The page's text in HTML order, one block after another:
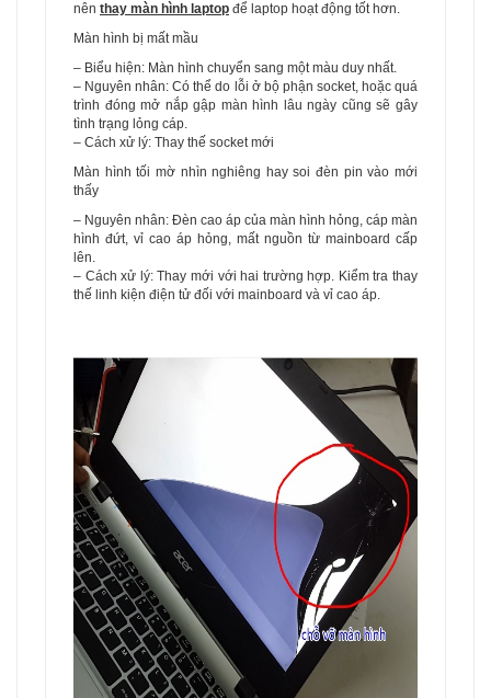
nên thay màn hình laptop để laptop hoạt động tốt hơn.
Màn hình bị mất mầu
– Biểu hiện: Màn hình chuyển sang một màu duy nhất.
– Nguyên nhân: Có thể do lỗi ở bộ phận socket, hoặc quá
trình đóng mở nắp gập màn hình lâu ngày cũng sẽ gây
tình trạng lỏng cáp.
– Cách xử lý: Thay thế socket mới
Màn hình tối mờ nhìn nghiêng hay soi đèn pin vào mới
thấy
– Nguyên nhân: Đèn cao áp của màn hình hỏng, cáp màn
hình đứt, vỉ cao áp hỏng, mất nguồn từ mainboard cấp
lên.
– Cách xử lý: Thay mới với hai trường hợp. Kiểm tra thay
thế linh kiện điện tử đối với mainboard và vỉ cao áp.